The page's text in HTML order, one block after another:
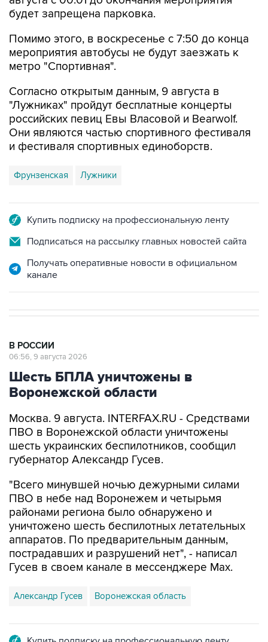
Помимо этого, в воскресенье с 7:50 до конца
метро "Спортивная".
Согласно открытым данным, 9 августа в
российских певиц Евы Власовой и Bearwolf.
Они являются частью спортивного фестиваля
и фестиваля спортивных единоборств.
Фрунзенская Лужники
Подписаться на рассылку главных новостей сайта
Получать оперативные новости в официальном
Шесть БПЛА уничтожены в
Воронежской области
Москва. 9 августа. INTERFAX.RU - Средствами
шесть украинских беспилотников, сообщил
губернатор Александр Гусев.
"Всего минувшей ночью дежурными силами
районами региона было обнаружено и
уничтожено шесть беспилотных летательных
аппаратов. По предварительным данным,
пострадавших и разрушений нет", - написал
Гусев в своем канале в мессенджере Max.
Александр Гусев Воронежская область
Подписаться на рассылку главных новостей сайта